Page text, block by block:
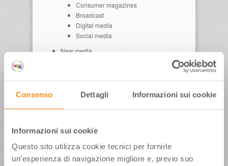
Consenso Dettagli Informazioni sui cookie
Informazioni sui cookie
Questo sito utilizza cookie tecnici per fornirle
un’esperienza di navigazione migliore e, previo suo
Consumer magazines
Broadcast
Digital media
Social media
New media
Julie Giraud– Associate Director Four
Communications PR Agency London